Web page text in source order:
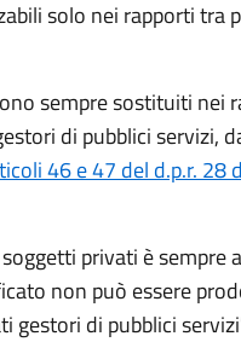
solo nei rapporti tra
sempre sostituiti nei
di pubblici servizi,
46 e 47 del d.p.r. 28
privati è sempre
non può essere
gestori di pubblici